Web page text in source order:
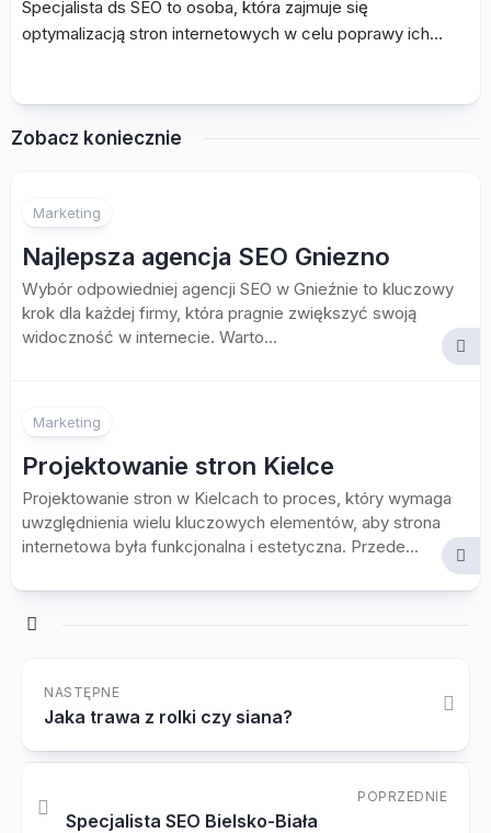
Specjalista ds SEO to osoba, która zajmuje się
optymalizacją stron internetowych w celu poprawy ich…
Zobacz koniecznie
Marketing
Najlepsza agencja SEO Gniezno
Wybór odpowiedniej agencji SEO w Gnieźnie to kluczowy
krok dla każdej firmy, która pragnie zwiększyć swoją
widoczność w internecie. Warto...
Marketing
Projektowanie stron Kielce
Projektowanie stron w Kielcach to proces, który wymaga
uwzględnienia wielu kluczowych elementów, aby strona
internetowa była funkcjonalna i estetyczna. Przede...
NASTĘPNE
Jaka trawa z rolki czy siana?
POPRZEDNIE
Specjalista SEO Bielsko-Biała